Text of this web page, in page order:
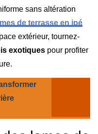
sans altération
de terrasse en ipé
extérieur, tournez-
exotiques pour profiter